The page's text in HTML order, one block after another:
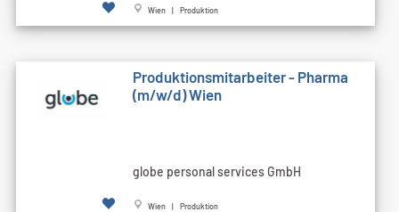
Wien | Produktion
Produktionsmitarbeiter - Pharma
(m/w/d) Wien
globe personal services GmbH
Wien | Produktion